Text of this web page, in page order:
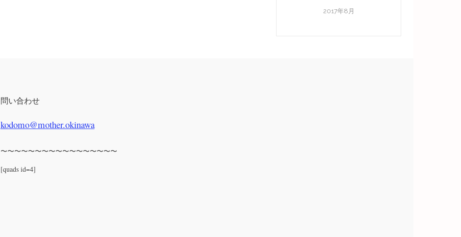
2017年8月
問い合わせ
kodomo@mother.okinawa
〜〜〜〜〜〜〜〜〜〜〜〜〜〜〜〜〜
[quads id=4]